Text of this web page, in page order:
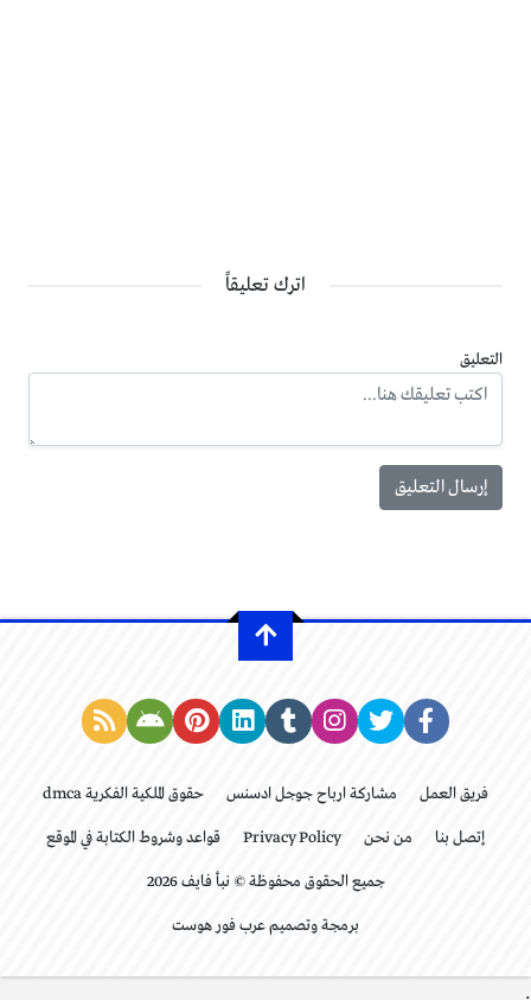
اترك تعليقاً
التعليق
فريق العمل مشاركة ارباح جوجل ادسنس حقوق الملكية الفكرية dmca
إتصل بنا من نحن Privacy Policy قواعد وشروط الكتابة في الموقع
جميع الحقوق محفوظة © نبأ فايف 2026
برمجة وتصميم عرب فور هوست
.